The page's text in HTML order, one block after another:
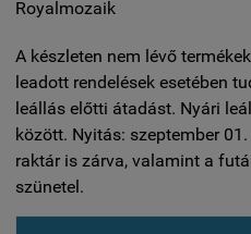
Royalmozaik
A készleten nem lévő
leadott rendelések esetében
leállás előtti átadást. Nyári
között. Nyitás: szeptember
raktár is zárva, valamint a
szünetel.